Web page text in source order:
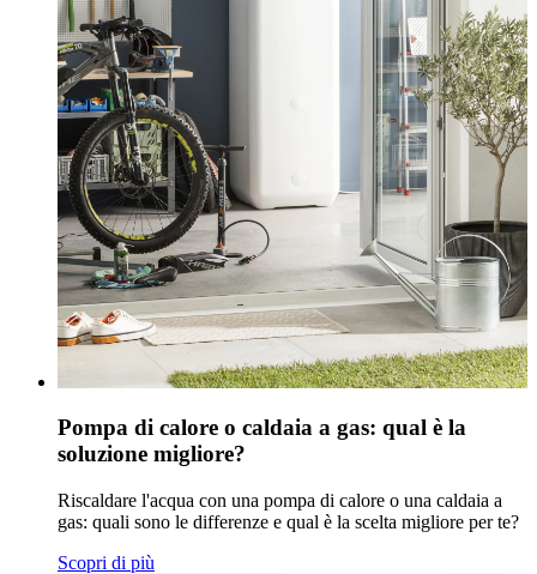
Pompa di calore o caldaia a gas: qual è la
soluzione migliore?
Riscaldare l'acqua con una pompa di calore o una caldaia a
gas: quali sono le differenze e qual è la scelta migliore per te?
Scopri di più